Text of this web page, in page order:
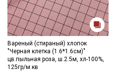
Вареный (стираный) хлопок
"Черная клетка (1.6*1.6см)"
цв.пыльная роза, ш.2.5м, хл-100%,
125гр/м.кв